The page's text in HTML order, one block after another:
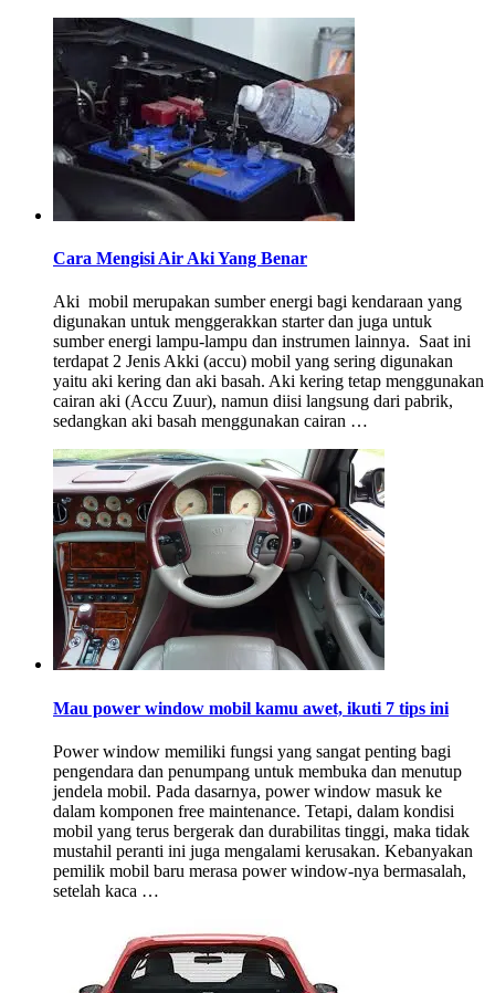
Cara Mengisi Air Aki Yang Benar
Aki mobil merupakan sumber energi bagi kendaraan yang
digunakan untuk menggerakkan starter dan juga untuk
sumber energi lampu-lampu dan instrumen lainnya. Saat ini
terdapat 2 Jenis Akki (accu) mobil yang sering digunakan
yaitu aki kering dan aki basah. Aki kering tetap menggunakan
cairan aki (Accu Zuur), namun diisi langsung dari pabrik,
sedangkan aki basah menggunakan cairan …
Mau power window mobil kamu awet, ikuti 7 tips ini
Power window memiliki fungsi yang sangat penting bagi
pengendara dan penumpang untuk membuka dan menutup
jendela mobil. Pada dasarnya, power window masuk ke
dalam komponen free maintenance. Tetapi, dalam kondisi
mobil yang terus bergerak dan durabilitas tinggi, maka tidak
mustahil peranti ini juga mengalami kerusakan. Kebanyakan
pemilik mobil baru merasa power window-nya bermasalah,
setelah kaca …